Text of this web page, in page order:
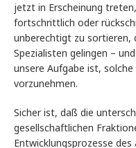
jetzt in Erscheinung
fortschrittlich oder
unberechtigt zu sortieren,
Spezialisten gelingen –
unsere Aufgabe ist,
vorzunehmen.
Sicher ist, daß die
gesellschaftlichen
Entwicklungsprozesse